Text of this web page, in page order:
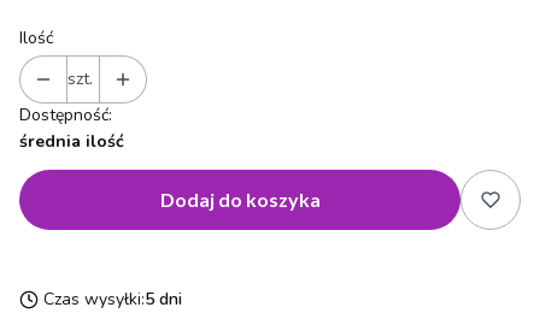
Ilość
szt.
Dostępność:
średnia ilość
Dodaj do koszyka
Czas wysyłki:5 dni